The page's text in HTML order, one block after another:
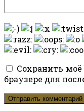
Сохранить
браузере для